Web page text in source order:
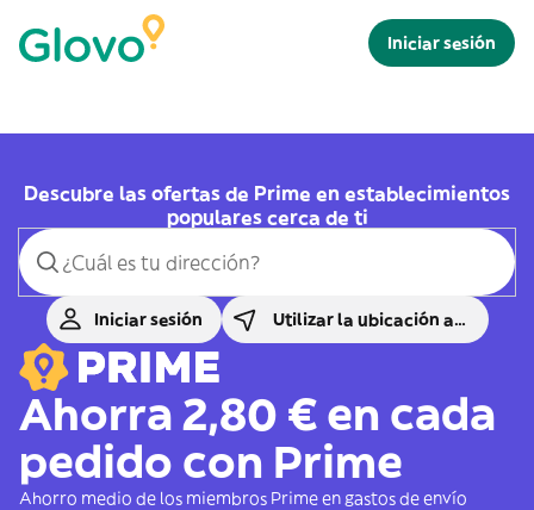
Iniciar sesión
Descubre las ofertas de Prime en establecimientos
populares cerca de ti
Iniciar sesión Utilizar la ubicación actual
Ahorra 2,80 € en cada
pedido con Prime
Ahorro medio de los miembros Prime en gastos de envío